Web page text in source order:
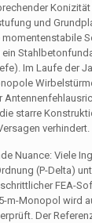
und
momentenstabile
Im Laufe der
starre
verhindert.
Nuance: Viele
(P-Delta)
FEA-
m-Monopol wird
Der